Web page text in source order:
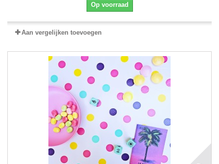
Op voorraad
Aan vergelijken toevoegen